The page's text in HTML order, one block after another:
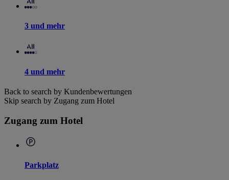
3 und mehr
4 und mehr
Back to search by Kundenbewertungen
Skip search by Zugang zum Hotel
Zugang zum Hotel
Parkplatz